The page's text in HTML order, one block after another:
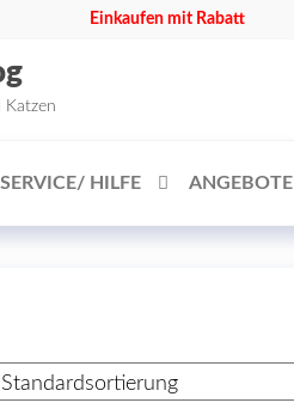
Einkaufen mit Rabatt
Katzen
HILFE ANGEBOTE